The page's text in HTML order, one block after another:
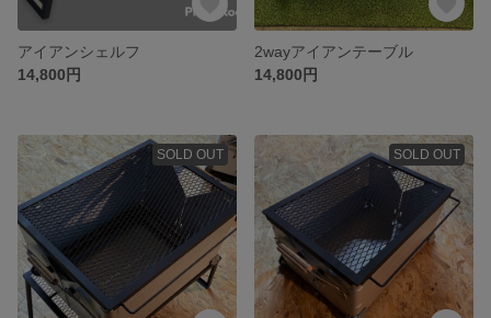
アイアンシェルフ
14,800円
2wayアイアンテーブル
14,800円
SOLD OUT SOLD OUT